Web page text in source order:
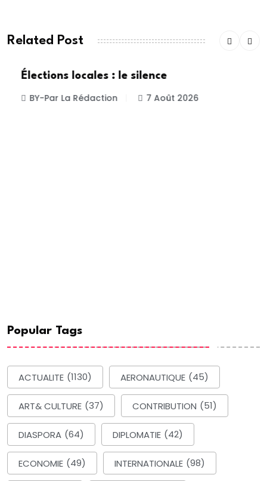
Related Post
Élections locales : le silence
BY-Par La Rédaction 7 Août 2026
Popular Tags
ACTUALITE (1130) AERONAUTIQUE (45)
ART& CULTURE (37) CONTRIBUTION (51)
DIASPORA (64) DIPLOMATIE (42)
ECONOMIE (49) INTERNATIONALE (98)